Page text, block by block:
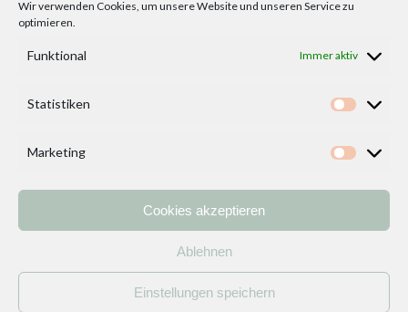
Wir verwenden Cookies, um unsere Website und unseren Service zu
optimieren.
Funktional Immer aktiv
Statistiken
Marketing
Cookies akzeptieren
Ablehnen
Einstellungen speichern
Kontakt
Impressum/ Datenschutzerklärung